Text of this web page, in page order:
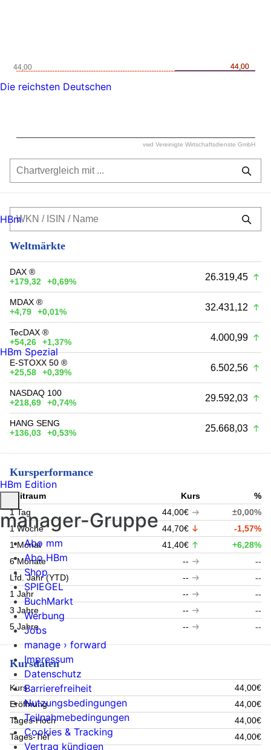
44,00
44,00
44,00
vwd Vereinigte Wirtschaftsdienste GmbH
Weltmärkte
DAX ®
+179,32
+0,69% 26.319,45
MDAX ®
+4,79
+0,01% 32.431,12
TecDAX ®
+54,26
+1,37% 4.000,99
E-STOXX 50 ®
+25,58
+0,39% 6.502,56
NASDAQ 100
+218,69
+0,74% 29.592,03
HANG SENG
+136,03
+0,53% 25.668,03
Kursperformance
Zeitraum Kurs
%
1 Tag
44,00€
±0,00%
1 Woche
44,70€
-1,57%
1 Monat
41,40€
+6,28%
6 Monate
--
--
Lfd. Jahr (YTD)
--
--
1 Jahr
--
--
3 Jahre
--
--
5 Jahre
-- --
Kursdaten
Kurs
44,00€
Eröffnung
44,00€
Tages-Hoch
44,00€
Tages-Tief
44,00€
Die reichsten Deutschen
HBm
HBm Spezial
HBm Edition
manager-Gruppe
Abo mm
Abo HBm
Shop
SPIEGEL
BuchMarkt
Werbung
Jobs
manage › forward
Impressum
Datenschutz
Barrierefreiheit
Nutzungsbedingungen
Teilnahmebedingungen
Cookies & Tracking
Vertrag kündigen